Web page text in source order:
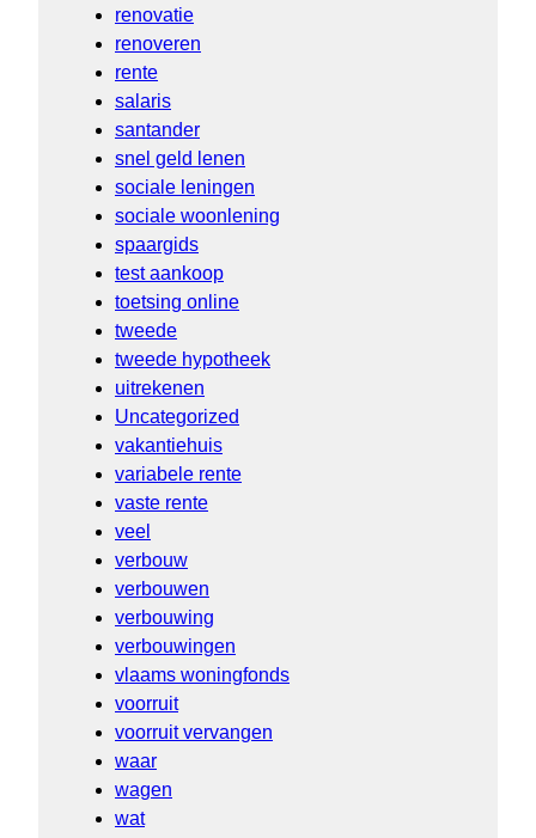
renovatie
renoveren
rente
salaris
santander
snel geld lenen
sociale leningen
sociale woonlening
spaargids
test aankoop
toetsing online
tweede
tweede hypotheek
uitrekenen
Uncategorized
vakantiehuis
variabele rente
vaste rente
veel
verbouw
verbouwen
verbouwing
verbouwingen
vlaams woningfonds
voorruit
voorruit vervangen
waar
wagen
wat